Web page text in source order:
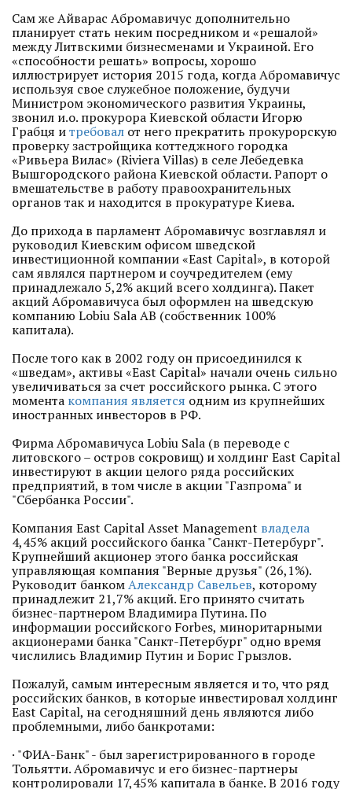
Сам же Айварас Абромавичус дополнительно
планирует стать неким посредником и «решалой»
между Литвскими бизнесменами и Украиной. Его
«способности решать» вопросы, хорошо
иллюстрирует история 2015 года, когда Абромавичус
используя свое служебное положение, будучи
Министром экономического развития Украины,
звонил и.о. прокурора Киевской области Игорю
Грабця итребовал от него прекратить прокурорскую
проверку застройщика коттеджного городка
«Ривьера Вилас» (Riviera Villas) в селе Лебедевка
Вышгородского района Киевской области. Рапорт о
вмешательстве в работу правоохранительных
органов так и находится в прокуратуре Киева.
До прихода в парламент Абромавичус возглавлял и
руководил Киевским офисом шведской
инвестиционной компании «East Capital», в которой
сам являлся партнером и соучредителем (ему
принадлежало 5,2% акций всего холдинга). Пакет
акций Абромавичуса был оформлен на шведскую
компанию Lobiu Sala AB (собственник 100%
капитала).
После того как в 2002 году он присоединился к
«шведам», активы «East Capital» начали очень сильно
увеличиваться за счет российского рынка. С этого
момента компания является одним из крупнейших
иностранных инвесторов в РФ.
Фирма Абромавичуса Lobiu Sala (в переводе с
литовского – остров сокровищ) и холдинг East Capital
инвестируют в акции целого ряда российских
предприятий, в том числе в акции "Газпрома" и
"Сбербанка России".
Компания East Capital Asset Management владела
4,45% акций российского банка "Санкт-Петербург".
Крупнейший акционер этого банка российская
управляющая компания "Верные друзья" (26,1%).
Руководит банкомАлександр Савельев, которому
принадлежит 21,7% акций. Его принято считать
бизнес-партнером Владимира Путина. По
информации российского Forbes, миноритарными
акционерами банка "Санкт-Петербург" одно время
числились Владимир Путин и Борис Грызлов.
Пожалуй, самым интересным является и то, что ряд
российских банков, в которые инвестировал холдинг
East Capital, на сегодняшний день являются либо
проблемными, либо банкротами:
· "ФИА-Банк" - был зарегистрированного в городе
Тольятти. Абромавичус и его бизнес-партнеры
контролировали 17,45% капитала в банке. В 2016 году